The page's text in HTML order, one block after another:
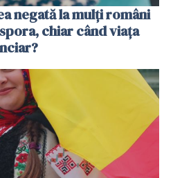
negată la mulți români
chiar când viața